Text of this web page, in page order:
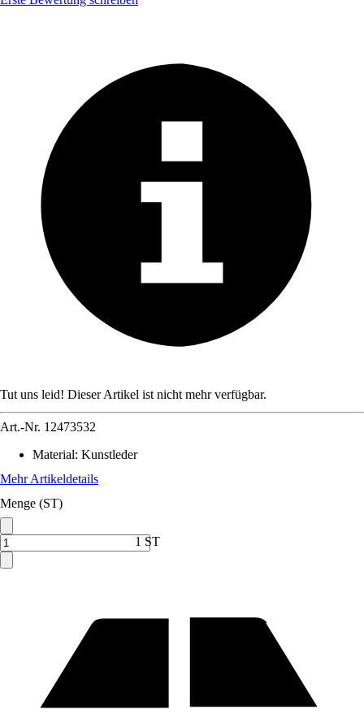
Tut uns leid! Dieser Artikel ist nicht mehr verfügbar.
Art.-Nr. 12473532
Material: Kunstleder
Mehr Artikeldetails
Menge (ST)
1 ST